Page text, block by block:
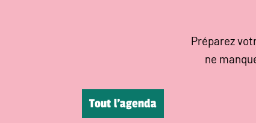
Préparez
ne
Tout l’agenda